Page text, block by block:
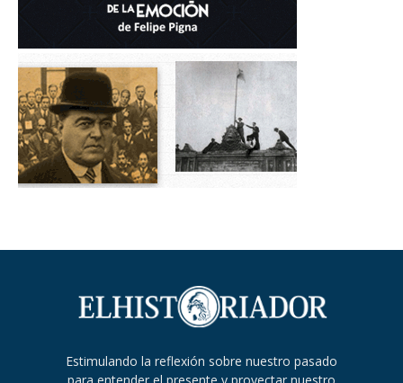
Estimulando la reflexión sobre nuestro pasado